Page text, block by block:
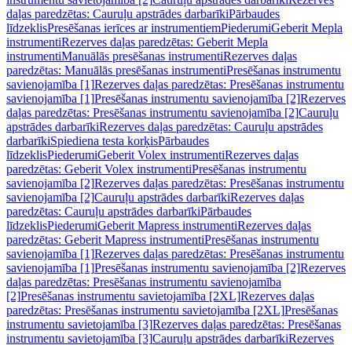
daļas paredzētas: Cauruļu apstrādes darbarīkiPārbaudes
līdzeklisPresēšanas ierīces ar instrumentiemPiederumiGeberit Mepla
instrumentiRezerves daļas paredzētas: Geberit Mepla
instrumentiManuālās presēšanas instrumentiRezerves daļas
paredzētas: Manuālās presēšanas instrumentiPresēšanas instrumentu
savienojamība [1]Rezerves daļas paredzētas: Presēšanas instrumentu
savienojamība [1]Presēšanas instrumentu savienojamība [2]Rezerves
daļas paredzētas: Presēšanas instrumentu savienojamība [2]Cauruļu
apstrādes darbarīkiRezerves daļas paredzētas: Cauruļu apstrādes
darbarīkiSpiediena testa korķisPārbaudes
līdzeklisPiederumiGeberit Volex instrumentiRezerves daļas
paredzētas: Geberit Volex instrumentiPresēšanas instrumentu
savienojamība [2]Rezerves daļas paredzētas: Presēšanas instrumentu
savienojamība [2]Cauruļu apstrādes darbarīkiRezerves daļas
paredzētas: Cauruļu apstrādes darbarīkiPārbaudes
līdzeklisPiederumiGeberit Mapress instrumentiRezerves daļas
paredzētas: Geberit Mapress instrumentiPresēšanas instrumentu
savienojamība [1]Rezerves daļas paredzētas: Presēšanas instrumentu
savienojamība [1]Presēšanas instrumentu savienojamība [2]Rezerves
daļas paredzētas: Presēšanas instrumentu savienojamība
[2]Presēšanas instrumentu savietojamība [2XL]Rezerves daļas
paredzētas: Presēšanas instrumentu savietojamība [2XL]Presēšanas
instrumentu savietojamība [3]Rezerves daļas paredzētas: Presēšanas
instrumentu savietojamība [3]Cauruļu apstrādes darbarīkiRezerves